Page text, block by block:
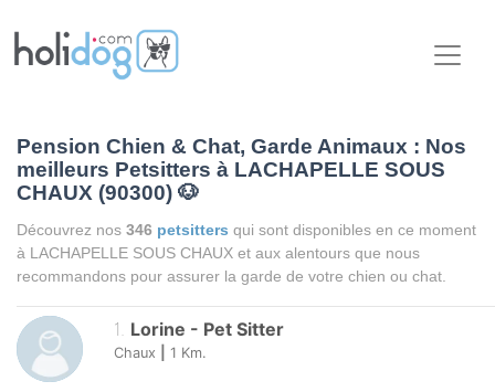
Pension Chien & Chat, Garde Animaux : Nos
meilleurs Petsitters à LACHAPELLE SOUS
CHAUX (90300) 🐶
Découvrez nos 346 petsitters qui sont disponibles en ce moment
à LACHAPELLE SOUS CHAUX et aux alentours que nous
recommandons pour assurer la garde de votre chien ou chat.
1. Lorine - Pet Sitter
Chaux 1 Km.